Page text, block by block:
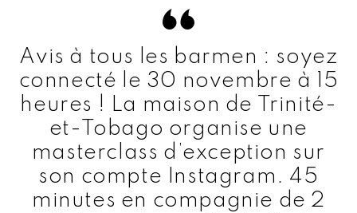
Avis à tous les barmen : soyez
connecté le 30 novembre à 15
heures ! La maison de Trinité-
et-Tobago organise une
masterclass d’exception sur
son compte Instagram. 45
minutes en compagnie de 2